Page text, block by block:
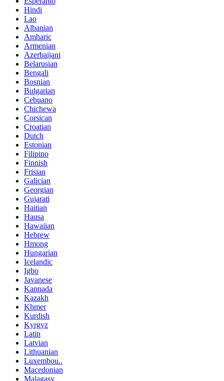
Hindi
Lao
Albanian
Amharic
Armenian
Azerbaijani
Belarusian
Bengali
Bosnian
Bulgarian
Cebuano
Chichewa
Corsican
Croatian
Dutch
Estonian
Filipino
Finnish
Frisian
Galician
Georgian
Gujarati
Haitian
Hausa
Hawaiian
Hebrew
Hmong
Hungarian
Icelandic
Igbo
Javanese
Kannada
Kazakh
Khmer
Kurdish
Kyrgyz
Latin
Latvian
Lithuanian
Luxembou..
Macedonian
Malagasy